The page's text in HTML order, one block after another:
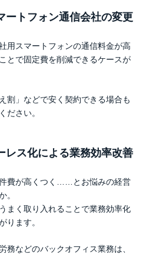
ートフォン通信会社の変更
用スマートフォンの通信料金が高
とで固定費を削減できるケースが
割」などで安く契約できる場合も
ださい。
レス化による業務効率改善
費が高くつく……とお悩みの経営
。
まく取り入れることで業務効率化
ります。
務などのバックオフィス業務は、